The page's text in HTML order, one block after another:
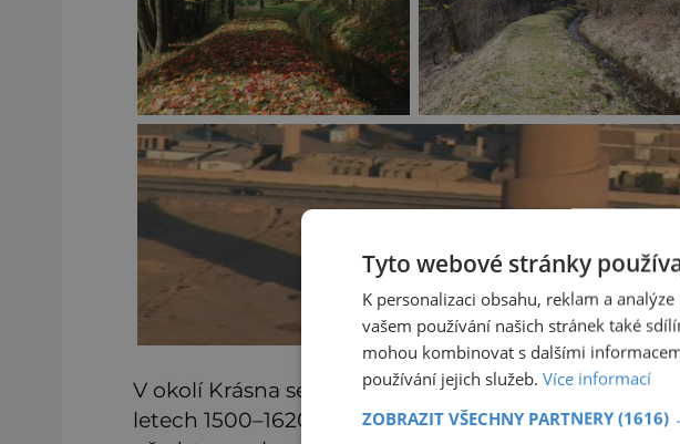
V okolí Krásna se nacházely významné cínové doly
letech 1500–1620 se ve Slavkovském lese vytěžilo
Tyto webové stránky
K personalizaci obsahu, reklam a
vašem používání našich stránek také
mohou kombinovat s dalšími
používání jejich služeb. Více informací
ZOBRAZIT VŠECHNY PARTNERY (1616)